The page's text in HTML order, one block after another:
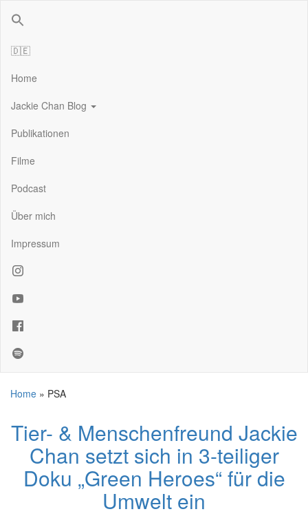
🇩🇪
Home
Jackie Chan Blog
Publikationen
Filme
Podcast
Über mich
Impressum
Home » PSA
Tier- & Menschenfreund Jackie
Chan setzt sich in 3-teiliger
Doku „Green Heroes“ für die
Umwelt ein